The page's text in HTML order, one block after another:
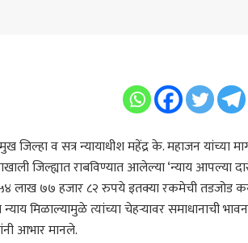
जिल्हा व सत्र न्यायाधीश महेंद्र के. महाजन यांच्या
जिल्ह्यात राबविण्यात आलेल्या ‘न्याय आपल्या
लाख ७७ हजार ८२ रुपये इतक्या रकमेची तडजोड
मिळाल्यामुळे त्यांच्या चेहऱ्यावर समाधानाची
आभार मानले.